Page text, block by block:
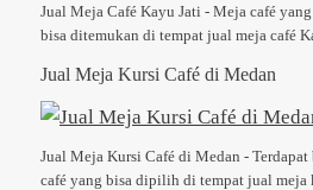
Jual Meja Café Kayu Jati - Meja café
bisa ditemukan di tempat jual meja café
Jual Meja Kursi Café di Medan
Jual Meja Kursi Café di Medan -
café yang bisa dipilih di tempat jual meja